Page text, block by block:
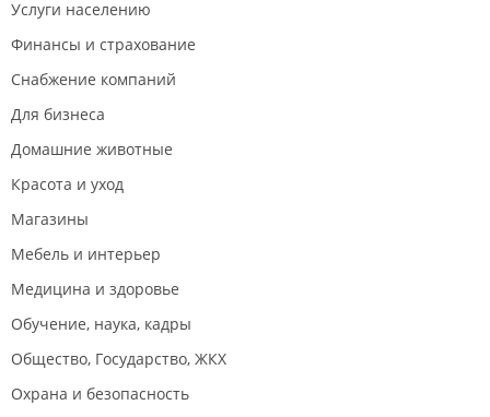
Услуги населению
Финансы и страхование
Снабжение компаний
Для бизнеса
Домашние животные
Красота и уход
Магазины
Мебель и интерьер
Медицина и здоровье
Обучение, наука, кадры
Общество, Государство, ЖКХ
Охрана и безопасность